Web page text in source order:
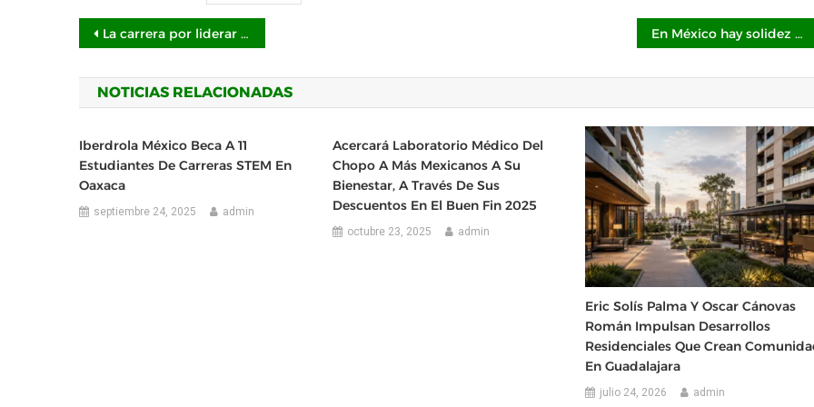
Navegación
de
entradas
La carrera por liderar la Inteligencia Artificial se intensifica: NetApp En México hay solidez financiera gracias a la CNBV, apunta Manuel Herrejón
NOTICIAS RELACIONADAS
Iberdrola México Beca A 11
Estudiantes De Carreras STEM En
Oaxaca
septiembre 24, 2025 admin
Acercará Laboratorio Médico Del
Chopo A Más Mexicanos A Su
Bienestar, A Través De Sus
Descuentos En El Buen Fin 2025
octubre 23, 2025 admin
Eric Solís Palma Y Oscar Cánovas
Román Impulsan Desarrollos
Residenciales Que Crean
En Guadalajara
julio 24, 2026 admin